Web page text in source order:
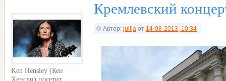
Ken Hensley (Кен
Хенсли) посетит
Кремлевский
Автор: julija от 14-08-2013, 10:34